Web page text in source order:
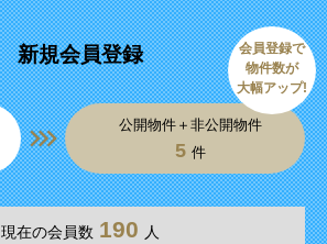
新規会員登録
公開物件＋非公開物件
5 件
会員登録で
物件数が
大幅アップ!
現在の会員数 190 人